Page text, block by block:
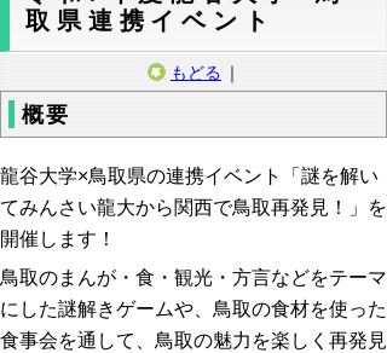
取県連携イベント
もどる ｜
概要
龍谷大学×鳥取県の連携イベント「謎を解い
てみんさい龍大から関西で鳥取再発見！」を
開催します！
鳥取のまんが・食・観光・方言などをテーマ
にした謎解きゲームや、鳥取の食材を使った
食事会を通して、鳥取の魅力を楽しく再発見